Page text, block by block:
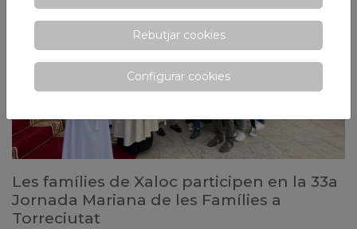
Les famílies de Xaloc participen en la 33a
Jornada Mariana de les Famílies a
Torreciutat
Rebutjar cookies
Configurar cookies